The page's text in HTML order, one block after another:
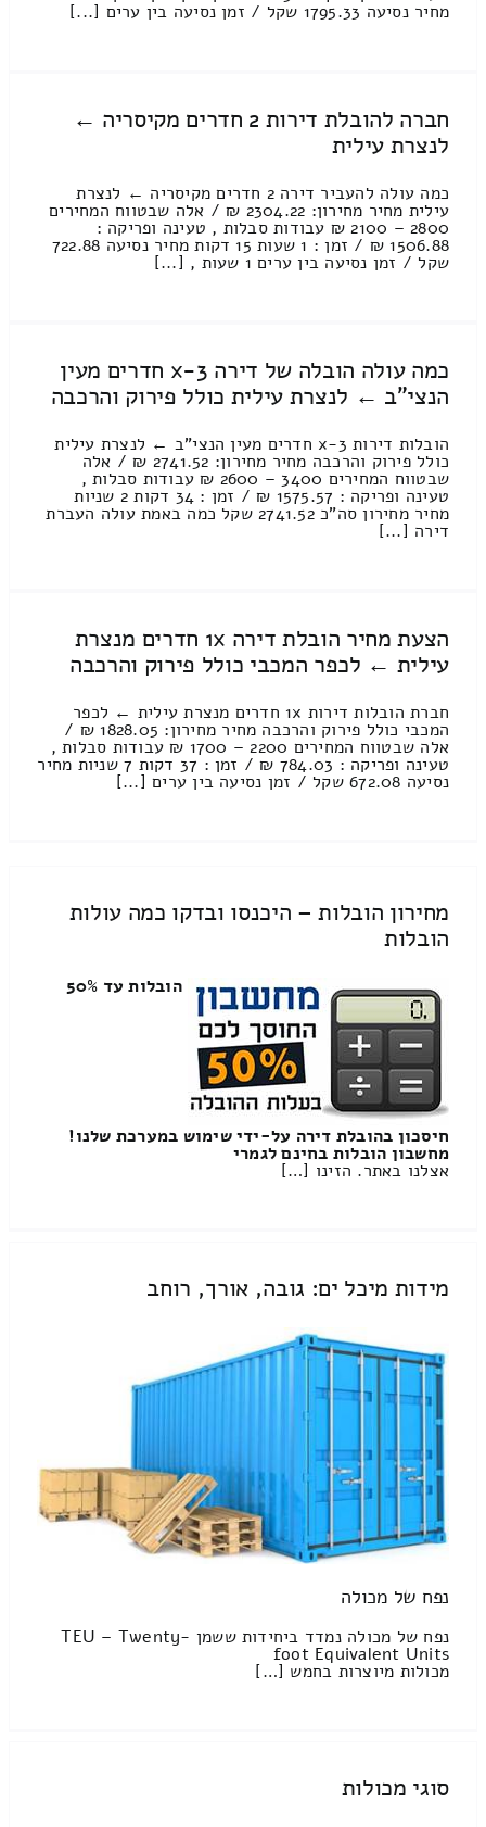
מחיר נסיעה 1795.33 שקל / זמן נסיעה בין ערים [...]
חברה להובלת דירות 2 חדרים מקיסריה ←
לנצרת עילית
כמה עולה להעביר דירה 2 חדרים מקיסריה ← לנצרת
עילית מחיר מחירון: 2304.22 ₪ / אלה שבטווח המחירים
2800 – 2100 ₪ עבודות סבלות , טעינה ופריקה :
1506.88 ₪ / זמן : 1 שעות 15 דקות מחיר נסיעה 722.88
שקל / זמן נסיעה בין ערים 1 שעות , [...]
כמה עולה הובלה של דירה 3-x חדרים מעין
הנצי"ב ← לנצרת עילית כולל פירוק והרכבה
הובלות דירות 3-x חדרים מעין הנצי"ב ← לנצרת עילית
כולל פירוק והרכבה מחיר מחירון: 2741.52 ₪ / אלה
שבטווח המחירים 3400 – 2600 ₪ עבודות סבלות ,
טעינה ופריקה : 1575.57 ₪ / זמן : 34 דקות 2 שניות
מחיר מחירון סה"כ 2741.52 שקל כמה באמת עולה העברת
דירה [...]
הצעת מחיר הובלת דירה 1x חדרים מנצרת
עילית ← לכפר המכבי כולל פירוק והרכבה
חברת הובלות דירות 1x חדרים מנצרת עילית ← לכפר
המכבי כולל פירוק והרכבה מחיר מחירון: 1828.05 ₪ /
אלה שבטווח המחירים 2200 – 1700 ₪ עבודות סבלות ,
טעינה ופריקה : 784.03 ₪ / זמן : 37 דקות 7 שניות מחיר
נסיעה 672.08 שקל / זמן נסיעה בין ערים [...]
מחירון הובלות – היכנסו ובדקו כמה עולות
הובלות
הובלות עד 50%
חיסכון בהובלת דירה על-ידי שימוש במערכת שלנו!
מחשבון הובלות בחינם לגמרי
אצלנו באתר. הזינו […]
מידות מיכל ים: גובה, אורך, רוחב
נפח של מכולה
נפח של מכולה נמדד ביחידות ששמן TEU – Twenty-
foot Equivalent Units
מכולות מיוצרות בחמש […]
סוגי מכולות